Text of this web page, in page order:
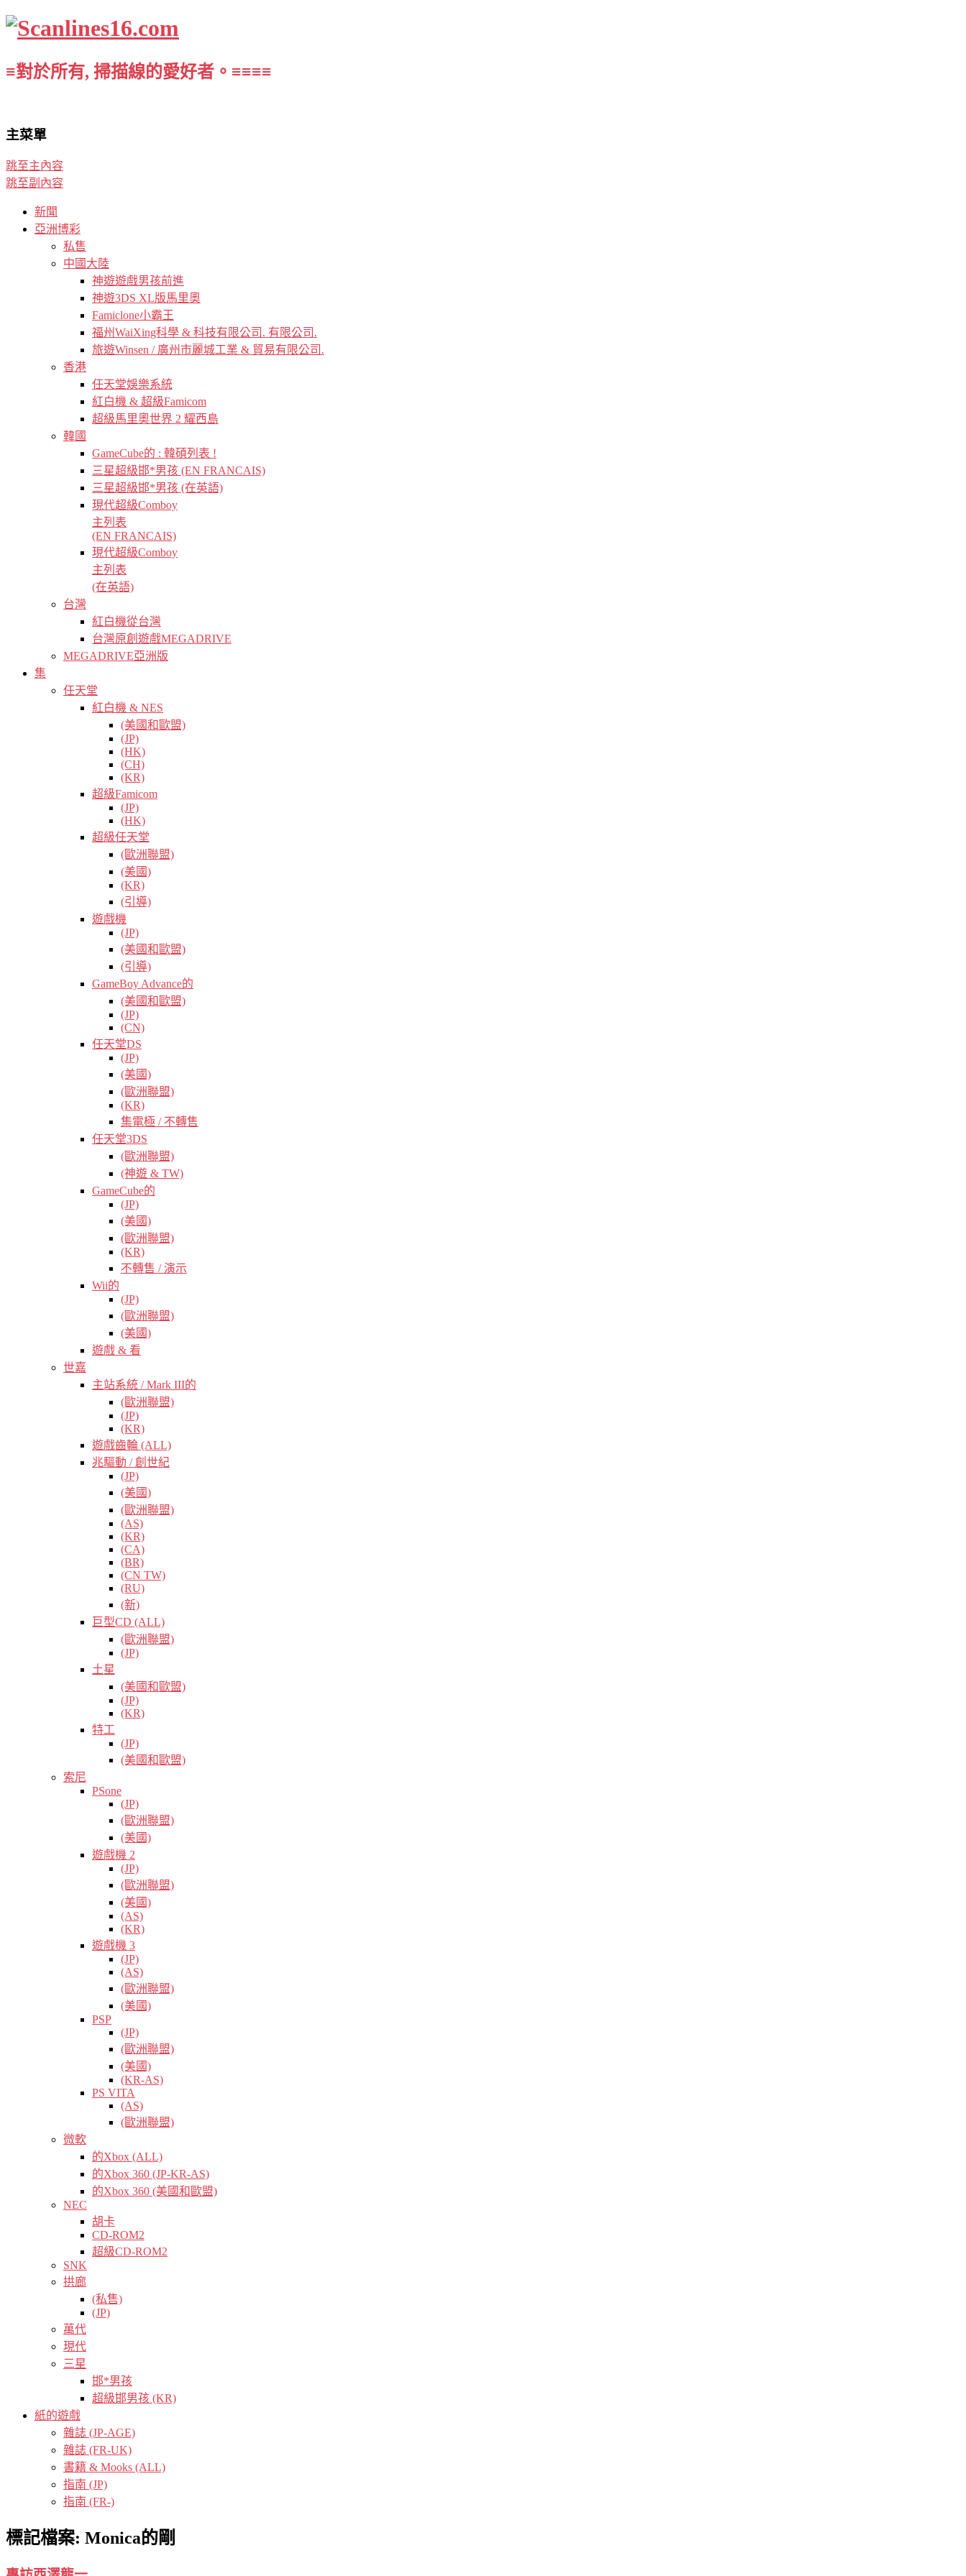
≡對於所有, 掃描線的愛好者。≡≡≡≡
主菜單
跳至主內容
跳至副內容
新聞
亞洲博彩
私售
中國大陸
神遊遊戲男孩前進
神遊3DS XL版馬里奧
Famiclone小霸王
福州WaiXing科學 & 科技有限公司. 有限公司.
旅遊Winsen / 廣州市麗城工業 & 貿易有限公司.
香港
任天堂娛樂系統
紅白機 & 超級Famicom
超級馬里奧世界 2 耀西島
韓國
GameCube的 : 韓碩列表 !
三星超級邯*男孩 (EN FRANCAIS)
三星超級邯*男孩 (在英語)
現代超級Comboy
主列表
(EN FRANCAIS)
現代超級Comboy
主列表
(在英語)
台灣
紅白機從台灣
台灣原創遊戲MEGADRIVE
MEGADRIVE亞洲版
集
任天堂
紅白機 & NES
(美國和歐盟)
(JP)
(HK)
(CH)
(KR)
超級Famicom
(JP)
(HK)
超級任天堂
(歐洲聯盟)
(美國)
(KR)
(引導)
遊戲機
(JP)
(美國和歐盟)
(引導)
GameBoy Advance的
(美國和歐盟)
(JP)
(CN)
任天堂DS
(JP)
(美國)
(歐洲聯盟)
(KR)
集電極 / 不轉售
任天堂3DS
(歐洲聯盟)
(神遊 & TW)
GameCube的
(JP)
(美國)
(歐洲聯盟)
(KR)
不轉售 / 演示
Wii的
(JP)
(歐洲聯盟)
(美國)
遊戲 & 看
世嘉
主站系統 / Mark III的
(歐洲聯盟)
(JP)
(KR)
遊戲齒輪 (ALL)
兆驅動 / 創世紀
(JP)
(美國)
(歐洲聯盟)
(AS)
(KR)
(CA)
(BR)
(CN TW)
(RU)
(新)
巨型CD (ALL)
(歐洲聯盟)
(JP)
土星
(美國和歐盟)
(JP)
(KR)
特工
(JP)
(美國和歐盟)
索尼
PSone
(JP)
(歐洲聯盟)
(美國)
遊戲機 2
(JP)
(歐洲聯盟)
(美國)
(AS)
(KR)
遊戲機 3
(JP)
(AS)
(歐洲聯盟)
(美國)
PSP
(JP)
(歐洲聯盟)
(美國)
(KR-AS)
PS VITA
(AS)
(歐洲聯盟)
微軟
的Xbox (ALL)
的Xbox 360 (JP-KR-AS)
的Xbox 360 (美國和歐盟)
NEC
胡卡
CD-ROM2
超級CD-ROM2
SNK
拱廊
(私售)
(JP)
萬代
現代
三星
邯*男孩
超級邯男孩 (KR)
紙的遊戲
雜誌 (JP-AGE)
雜誌 (FR-UK)
書籍 & Mooks (ALL)
指南 (JP)
指南 (FR-)
標記檔案: Monica的剛